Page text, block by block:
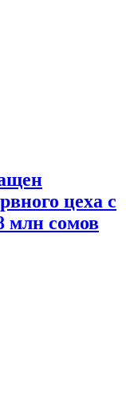
цеха с
млн сомов